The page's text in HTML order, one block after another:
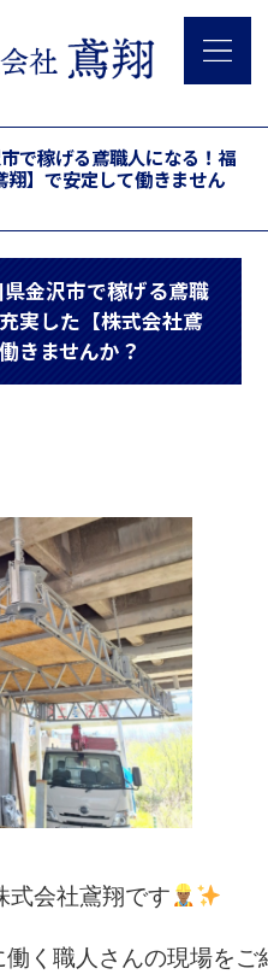
で稼げる鳶職人になる！福
】で安定して働きません
金沢市で稼げる鳶職
実した【株式会社鳶
きませんか？
式会社鳶翔です
く職人さんの現場をご